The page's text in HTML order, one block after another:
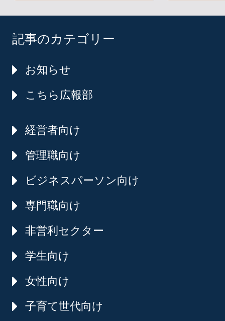
記事のカテゴリー
お知らせ
こちら広報部
経営者向け
管理職向け
ビジネスパーソン向け
専門職向け
非営利セクター
学生向け
女性向け
子育て世代向け